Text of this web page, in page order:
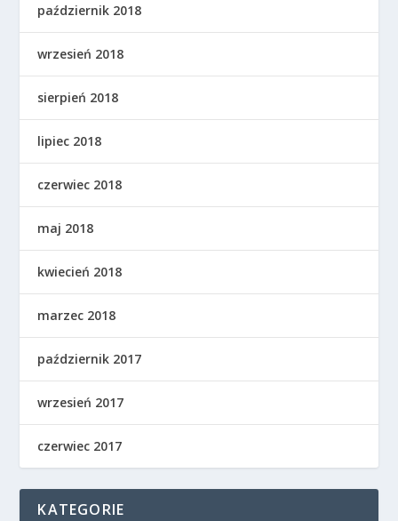
październik 2018
wrzesień 2018
sierpień 2018
lipiec 2018
czerwiec 2018
maj 2018
kwiecień 2018
marzec 2018
październik 2017
wrzesień 2017
czerwiec 2017
KATEGORIE